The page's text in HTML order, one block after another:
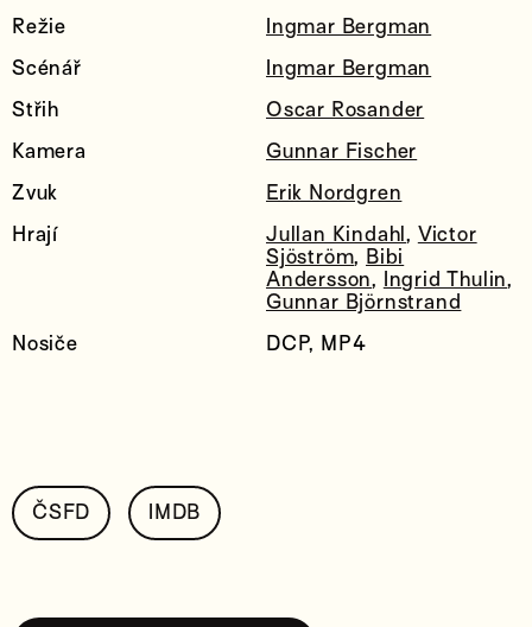
Režie
Ingmar Bergman
Scénář
Ingmar Bergman
Střih
Oscar Rosander
Kamera
Gunnar Fischer
Zvuk
Erik Nordgren
Hrají
Jullan Kindahl, Victor
Sjöström, Bibi
Andersson, Ingrid Thulin,
Gunnar Björnstrand
Nosiče
DCP, MP4
ČSFD IMDB